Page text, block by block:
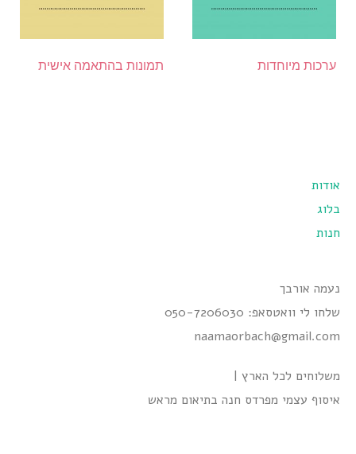
ערכות מיוחדות תמונות בהתאמה אישית
אודות
בלוג
חנות
נעמה אורבך
שלחו לי וואטסאפ: 050-7206030
naamaorbach@gmail.com
משלוחים לכל הארץ |
איסוף עצמי מפרדס חנה בתיאום מראש